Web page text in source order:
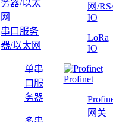
串口服务
器/以太网
单串
口服
务器
网/
IO
LoRa
IO
Profinet
网关